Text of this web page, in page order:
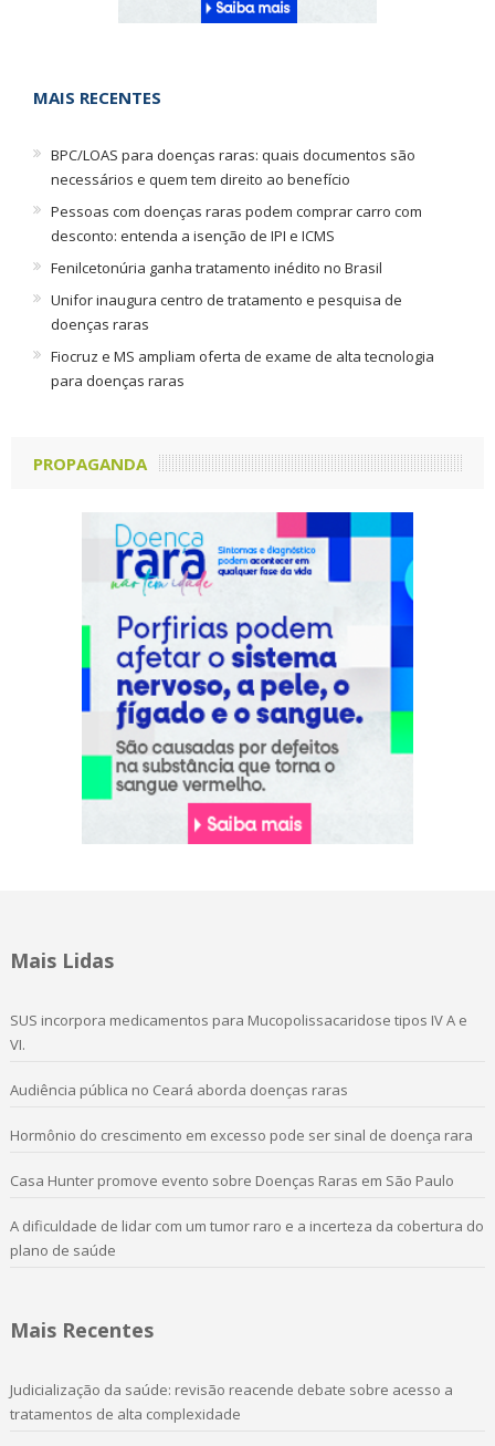
MAIS RECENTES
BPC/LOAS para doenças raras: quais documentos são
necessários e quem tem direito ao benefício
Pessoas com doenças raras podem comprar carro com
desconto: entenda a isenção de IPI e ICMS
Fenilcetonúria ganha tratamento inédito no Brasil
Unifor inaugura centro de tratamento e pesquisa de
doenças raras
Fiocruz e MS ampliam oferta de exame de alta tecnologia
para doenças raras
PROPAGANDA
Mais Lidas
SUS incorpora medicamentos para Mucopolissacaridose tipos IV A e
VI.
Audiência pública no Ceará aborda doenças raras
Hormônio do crescimento em excesso pode ser sinal de doença rara
Casa Hunter promove evento sobre Doenças Raras em São Paulo
A dificuldade de lidar com um tumor raro e a incerteza da cobertura do
plano de saúde
Mais Recentes
Judicialização da saúde: revisão reacende debate sobre acesso a
tratamentos de alta complexidade